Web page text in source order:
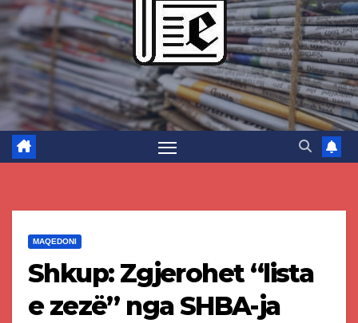
MAQEDONI
Shkup: Zgjerohet “lista
e zezë” nga SHBA-ja